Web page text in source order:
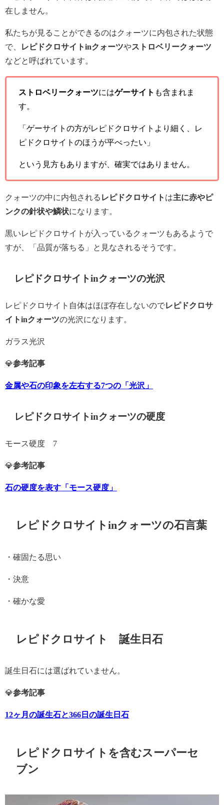
在しません。
私たちが見ることができるのはクォーツに内包された状態
で、
レピドクロサイトinクォーツやストロベリークォーツ
などと呼ばれています。
ストロベリークォーツにはゲーサイト も含まれま
す。
「ゲーサイトの方がレピドクロサイトより細く、レ
ピドクロサイトのほうが平べったい」
という見方もありますが、確実ではありません。
クォーツの中に内包される レピドクロサイト は主に赤やピ
ンクの針状や鱗状になります。
黒いレピドクロサイトが入っているクォーツもあるようで
すが、「品質が落ちる」と見なされるそうです。
レピドクロサイトinクォーツの光沢
レピドクロサイト自体はほぼ存在しないのでレピドクロサ
イトinクォーツの光沢になります。
ガラス光沢
💎参考記事
金属や石の印象を左右する7つの「光沢」
レピドクロサイトinクォーツの硬度
モース硬度 7
💎参考記事
石の硬度を表す「モース硬度」
レピドクロサイトinクォーツの石言葉
・確固たる思い
・決意
・確かな愛
レピドクロサイト 誕生日石
誕生日石には選ばれていません。
💎参考記事
12ヶ月の誕生石と366日の誕生日石
レピドクロサイトを含むスーパーセ
ブン